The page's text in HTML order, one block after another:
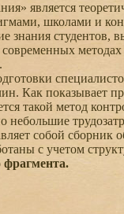
является
школами и
знания студентов,
Как показывает
такой метод
небольшие
собой сборник
с учетом
фрагмента.